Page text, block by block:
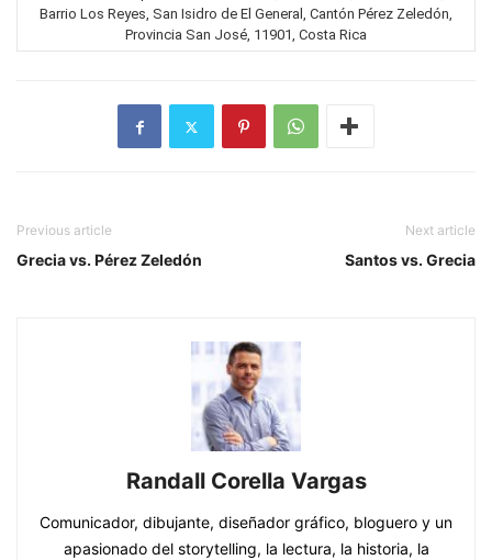
Barrio Los Reyes, San Isidro de El General, Cantón Pérez Zeledón,
Provincia San José, 11901, Costa Rica
Previous article
Grecia vs. Pérez Zeledón
Next article
Santos vs. Grecia
Randall Corella Vargas
Comunicador, dibujante, diseñador gráfico, bloguero y un
apasionado del storytelling, la lectura, la historia, la